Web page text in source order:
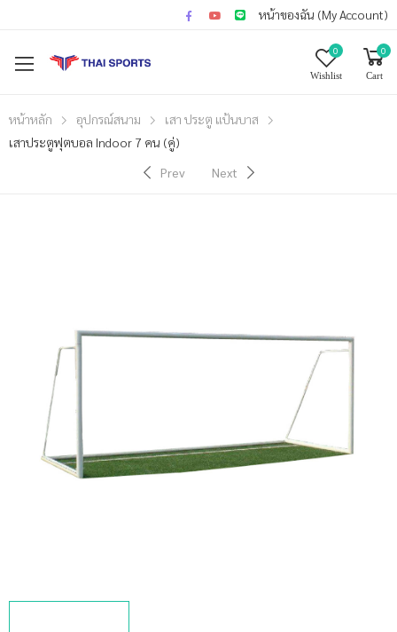
หน้าของฉัน (My Account)
0
Wishlist
0
Cart
หน้าหลัก อุปกรณ์สนาม
เสา ประตู แป้นบาส
เสาประตูฟุตบอล Indoor 7 คน (คู่)
Prev
Next